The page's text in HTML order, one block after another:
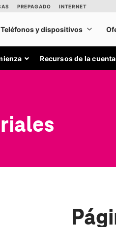
Recursos de la cuenta